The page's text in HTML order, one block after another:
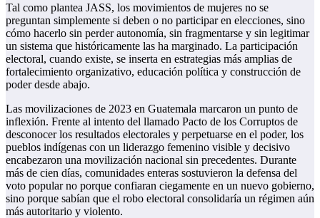
Tal como plantea JASS, los movimientos de mujeres no se
preguntan simplemente si deben o no participar en elecciones, sino
cómo hacerlo sin perder autonomía, sin fragmentarse y sin legitimar
un sistema que históricamente las ha marginado. La participación
electoral, cuando existe, se inserta en estrategias más amplias de
fortalecimiento organizativo, educación política y construcción de
poder desde abajo.
Las movilizaciones de 2023 en Guatemala marcaron un punto de
inflexión. Frente al intento del llamado Pacto de los Corruptos de
desconocer los resultados electorales y perpetuarse en el poder, los
pueblos indígenas con un liderazgo femenino visible y decisivo
encabezaron una movilización nacional sin precedentes. Durante
más de cien días, comunidades enteras sostuvieron la defensa del
voto popular no porque confiaran ciegamente en un nuevo gobierno,
sino porque sabían que el robo electoral consolidaría un régimen aún
más autoritario y violento.